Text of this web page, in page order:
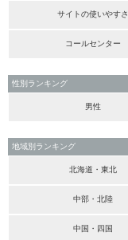
サイトの使いやすさ
コールセンター
性別ランキング
男性
地域別ランキング
北海道・東北
中部・北陸
中国・四国